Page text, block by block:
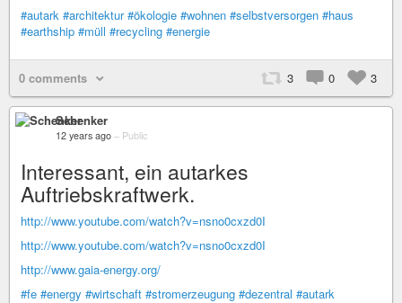
#autark #architektur #ökologie #wohnen #selbstversorgen #haus
#earthship #müll #recycling #energie
0 comments 3 0 3
Schenker
12 years ago – Public
Interessant, ein autarkes
Auftriebskraftwerk.
http://www.youtube.com/watch?v=nsno0cxzd0I
http://www.youtube.com/watch?v=nsno0cxzd0I
http://www.gaia-energy.org/
#fe #energy #wirtschaft #stromerzeugung #dezentral #autark